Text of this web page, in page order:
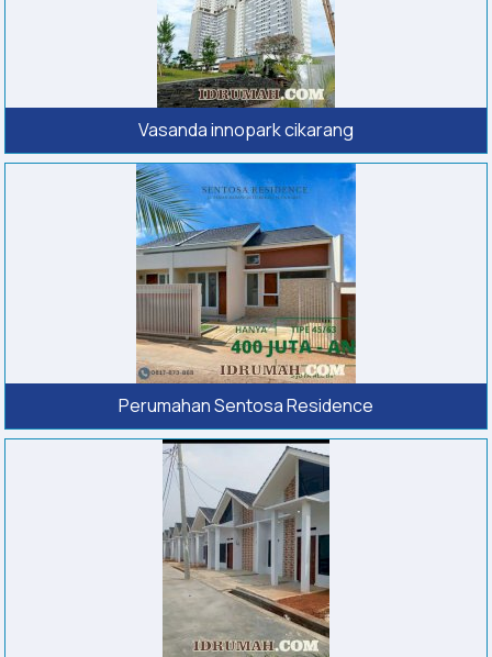
Vasanda innopark cikarang
Perumahan Sentosa Residence